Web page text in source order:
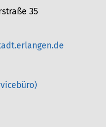
35